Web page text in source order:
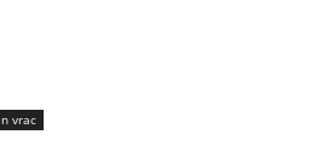
vrac